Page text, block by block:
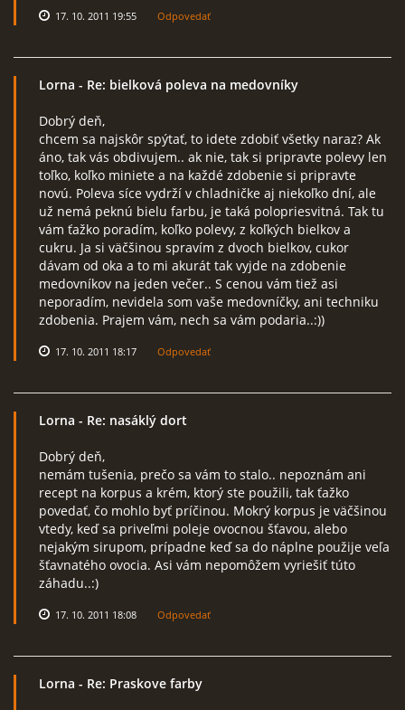
17. 10. 2011 19:55 Odpovedať
Lorna - Re: bielková poleva na medovníky
Dobrý deň,
chcem sa najskôr spýtať, to idete zdobiť všetky naraz? Ak
áno, tak vás obdivujem.. ak nie, tak si pripravte polevy len
toľko, koľko miniete a na každé zdobenie si pripravte
novú. Poleva síce vydrží v chladničke aj niekoľko dní, ale
už nemá peknú bielu farbu, je taká polopriesvitná. Tak tu
vám ťažko poradím, koľko polevy, z koľkých bielkov a
cukru. Ja si väčšinou spravím z dvoch bielkov, cukor
dávam od oka a to mi akurát tak vyjde na zdobenie
medovníkov na jeden večer.. S cenou vám tiež asi
neporadím, nevidela som vaše medovníčky, ani techniku
zdobenia. Prajem vám, nech sa vám podaria..:))
17. 10. 2011 18:17 Odpovedať
Lorna - Re: nasáklý dort
Dobrý deň,
nemám tušenia, prečo sa vám to stalo.. nepoznám ani
recept na korpus a krém, ktorý ste použili, tak ťažko
povedať, čo mohlo byť príčinou. Mokrý korpus je väčšinou
vtedy, keď sa priveľmi poleje ovocnou šťavou, alebo
nejakým sirupom, prípadne keď sa do náplne použije veľa
šťavnatého ovocia. Asi vám nepomôžem vyriešiť túto
záhadu..:)
17. 10. 2011 18:08 Odpovedať
Lorna - Re: Praskove farby